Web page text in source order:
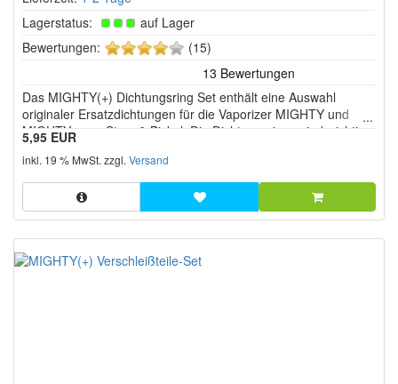
Lagerstatus:
auf Lager
Bewertungen:
4
Sternen!
(15)
Das MIGHTY(+) Dichtungsring Set enthält eine Auswahl
originaler Ersatzdichtungen für die Vaporizer MIGHTY und
MIGHTY+ von Storz & Bickel. Die Dichtungsringe sind wichtige
Komponenten des Luft und Dampfsystems und sorgen dafür,
dass alle Bauteile zuverlässig abdichten und der Luftstrom
korrekt...
5,95 EUR
inkl. 19 % MwSt. zzgl. Versand